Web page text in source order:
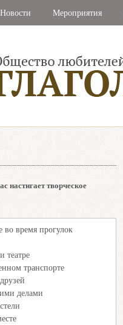
Новости Мероприятия
настигает творческое
во время прогулок
театре
транспорте
делами